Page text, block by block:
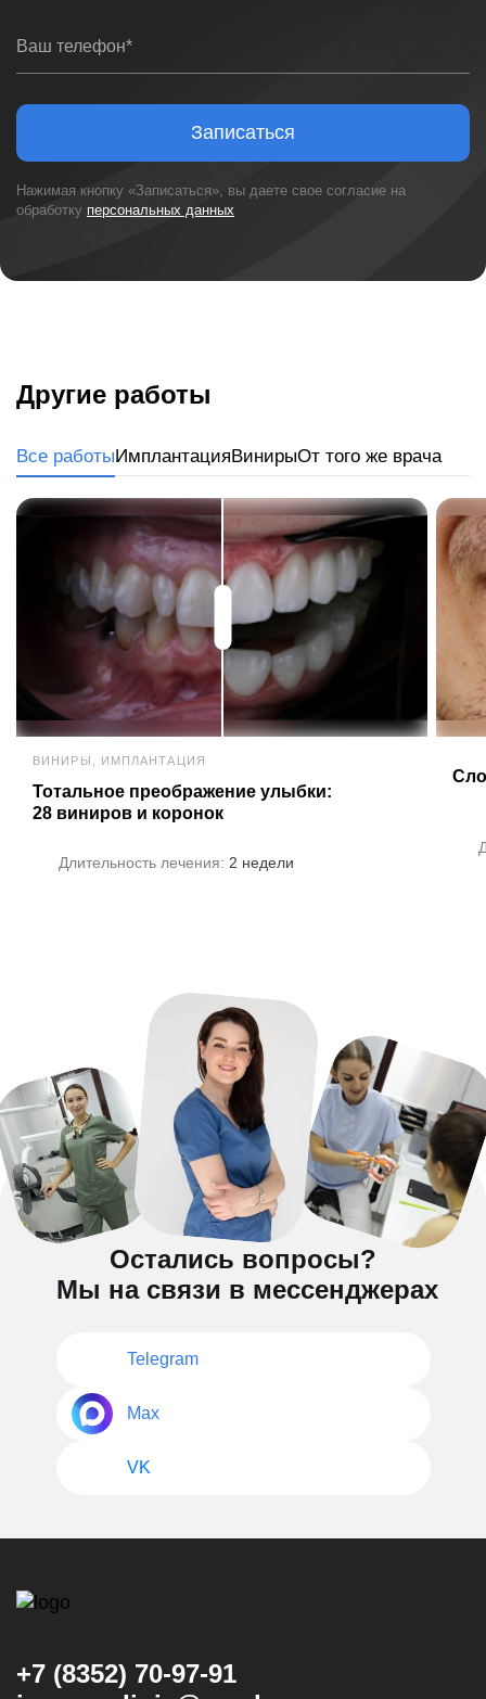
Ваш телефон*
Записаться
Нажимая кнопку «Записаться», вы даете свое согласие на
обработку персональных данных
Другие работы
Все работыИмплантация ВинирыОт того же врача
ВИНИРЫ, ИМПЛАНТАЦИЯ
Тотальное преображение улыбки:
28 виниров и коронок
Длительность лечения: 2 недели
Остались вопросы?
Мы на связи в мессенджерах
Telegram
Max
VK
+7 (8352) 70-97-91